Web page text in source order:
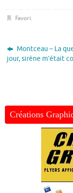
Favori.
Montceau – La
jour, sirène m’était
Créations